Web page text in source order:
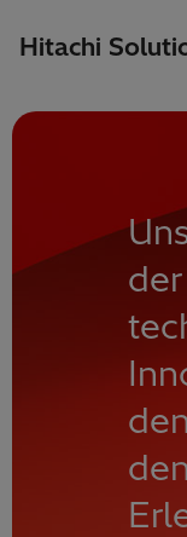
Hitachi
der